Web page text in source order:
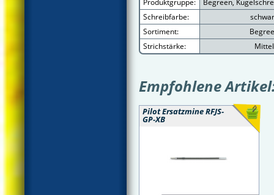
Produktgruppe:
Begreen,
Schreibfarbe:
Sortiment:
Strichstärke:
Mittel
Empfohlene
Pilot Ersatzmine RFJS-
GP-XB